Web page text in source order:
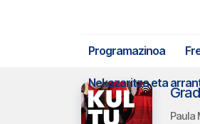
Programazinoa
Nekazaritza eta
Paula